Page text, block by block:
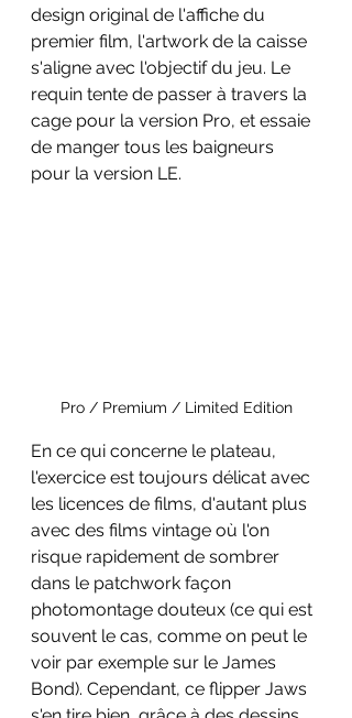
design original de l'affiche du
premier film, l'artwork de la caisse
s'aligne avec l'objectif du jeu. Le
requin tente de passer à travers la
cage pour la version Pro, et essaie
de manger tous les baigneurs
pour la version LE.
Pro / Premium / Limited Edition
En ce qui concerne le plateau,
l'exercice est toujours délicat avec
les licences de films, d'autant plus
avec des films vintage où l'on
risque rapidement de sombrer
dans le patchwork façon
photomontage douteux (ce qui est
souvent le cas, comme on peut le
voir par exemple sur le James
Bond). Cependant, ce flipper Jaws